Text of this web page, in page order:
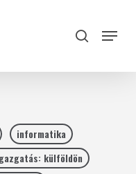
search
Menu
informatika
külföldön
Close